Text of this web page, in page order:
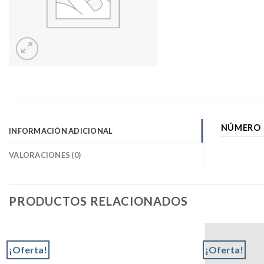
INFORMACIÓN ADICIONAL
VALORACIONES (0)
NÚMERO
PRODUCTOS RELACIONADOS
¡Oferta! ¡Oferta!